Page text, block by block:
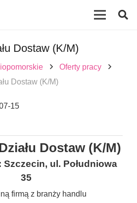
Dostaw (K/M)
Oferty pracy
Dostaw (K/M)
15
Dostaw (K/M)
ul. Południowa
35
firmą z branży handlu